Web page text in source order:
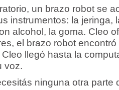
un brazo robot se
instrumentos: la jeringa,
alcohol, la goma. Cleo
el brazo robot
llegó hasta la
voz.
ninguna otra parte